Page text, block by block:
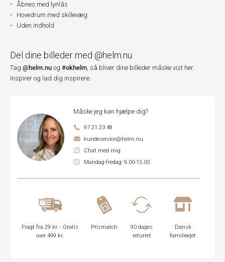
Åbnes med lynlås
Hovedrum med skillevæg
Uden indhold
Del dine billeder med @helm.nu
Tag @helm.nu og #okhelm, så bliver dine billeder måske vist her.
Inspirer og lad dig inspirere.
Måske jeg kan hjælpe dig?
97 21 23 48
kundeservice@helm.nu
Chat med mig
Mandag-fredag: 9.00-15.00
Fragt fra 29 kr. - Gratis
over 499 kr.
Prismatch
90 dages
returret
Dansk
familieejet